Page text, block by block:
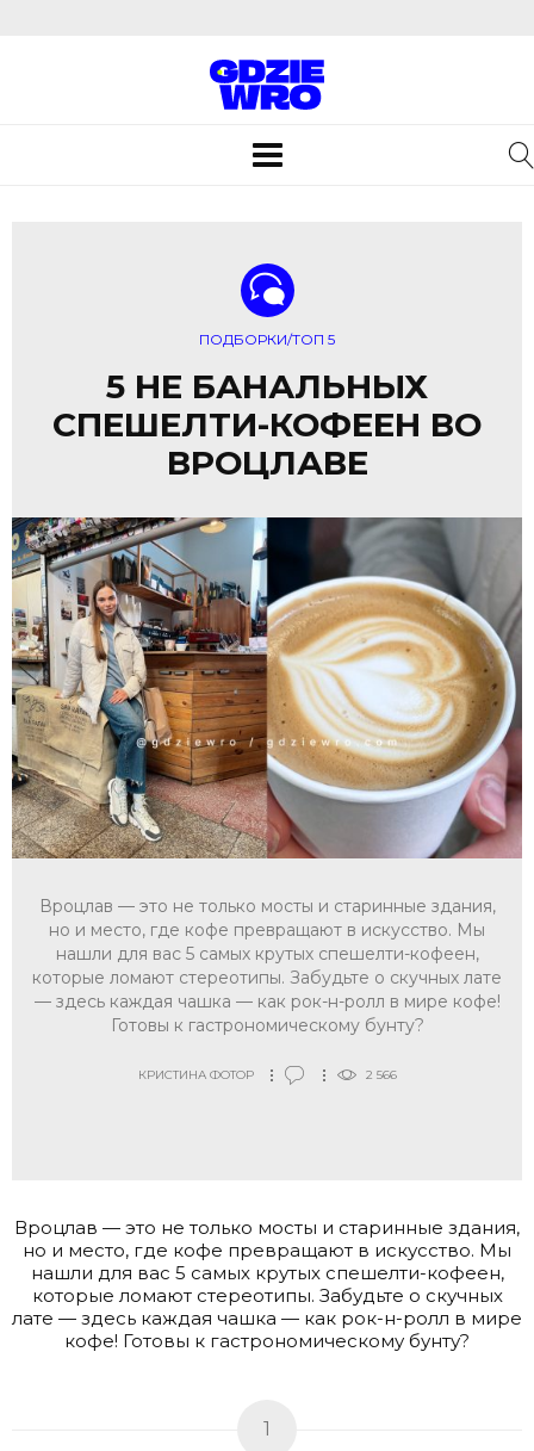
Toggle
ПОДБОРКИ/ТОП 5
5 НЕ БАНАЛЬНЫХ
СПЕШЕЛТИ-КОФЕЕН ВО
ВРОЦЛАВЕ
Вроцлав — это не только мосты и старинные здания,
но и место, где кофе превращают в искусство. Мы
нашли для вас 5 самых крутых спешелти-кофеен,
которые ломают стереотипы. Забудьте о скучных лате
— здесь каждая чашка — как рок-н-ролл в мире кофе!
Готовы к гастрономическому бунту?
КРИСТИНА ФОТОР 2 566
Вроцлав — это не только мосты и старинные здания,
но и место, где кофе превращают в искусство. Мы
нашли для вас 5 самых крутых спешелти-кофеен,
которые ломают стереотипы. Забудьте о скучных
лате — здесь каждая чашка — как рок-н-ролл в мире
кофе! Готовы к гастрономическому бунту?
1